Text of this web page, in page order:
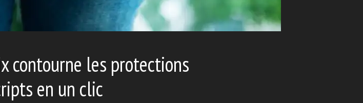
contourne les protections
en un clic